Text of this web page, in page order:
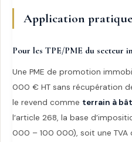
Application pratique
Pour les TPE/PME du secteur
Une PME de promotion
000 € HT sans récupération
le revend comme terrain à
l’article 268, la base
000 – 100 000), soit une